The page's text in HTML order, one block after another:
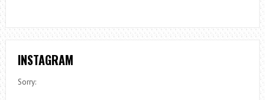
INSTAGRAM
Sorry: